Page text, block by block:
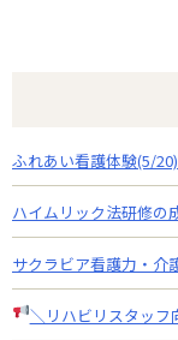
ふれあい看護体験(5/20)
ハイムリック法研修の
サクラビア看護力・介
＼リハビリスタッフ